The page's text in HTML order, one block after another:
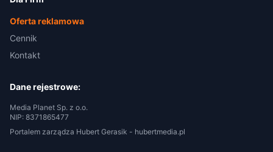
Oferta reklamowa
Cennik
Kontakt
Dane rejestrowe:
Media Planet Sp. z o.o.
NIP: 8371865477
Portalem zarządza Hubert Gerasik - hubertmedia.pl